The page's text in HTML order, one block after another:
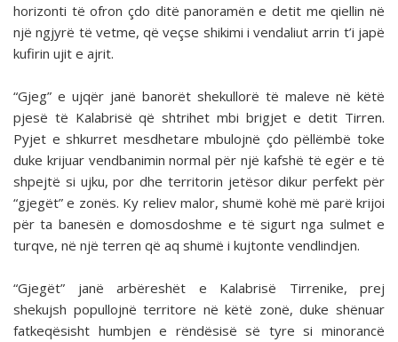
horizonti të ofron çdo ditë panoramën e detit me qiellin në
një ngjyrë të vetme, që veçse shikimi i vendaliut arrin t’i japë
kufirin ujit e ajrit.
“Gjeg” e ujqër janë banorët shekullorë të maleve në këtë
pjesë të Kalabrisë që shtrihet mbi brigjet e detit Tirren.
Pyjet e shkurret mesdhetare mbulojnë çdo pëllëmbë toke
duke krijuar vendbanimin normal për një kafshë të egër e të
shpejtë si ujku, por dhe territorin jetësor dikur perfekt për
“gjegët” e zonës. Ky reliev malor, shumë kohë më parë krijoi
për ta banesën e domosdoshme e të sigurt nga sulmet e
turqve, në një terren që aq shumë i kujtonte vendlindjen.
“Gjegët” janë arbëreshët e Kalabrisë Tirrenike, prej
shekujsh popullojnë territore në këtë zonë, duke shënuar
fatkeqësisht humbjen e rëndësisë së tyre si minorancë